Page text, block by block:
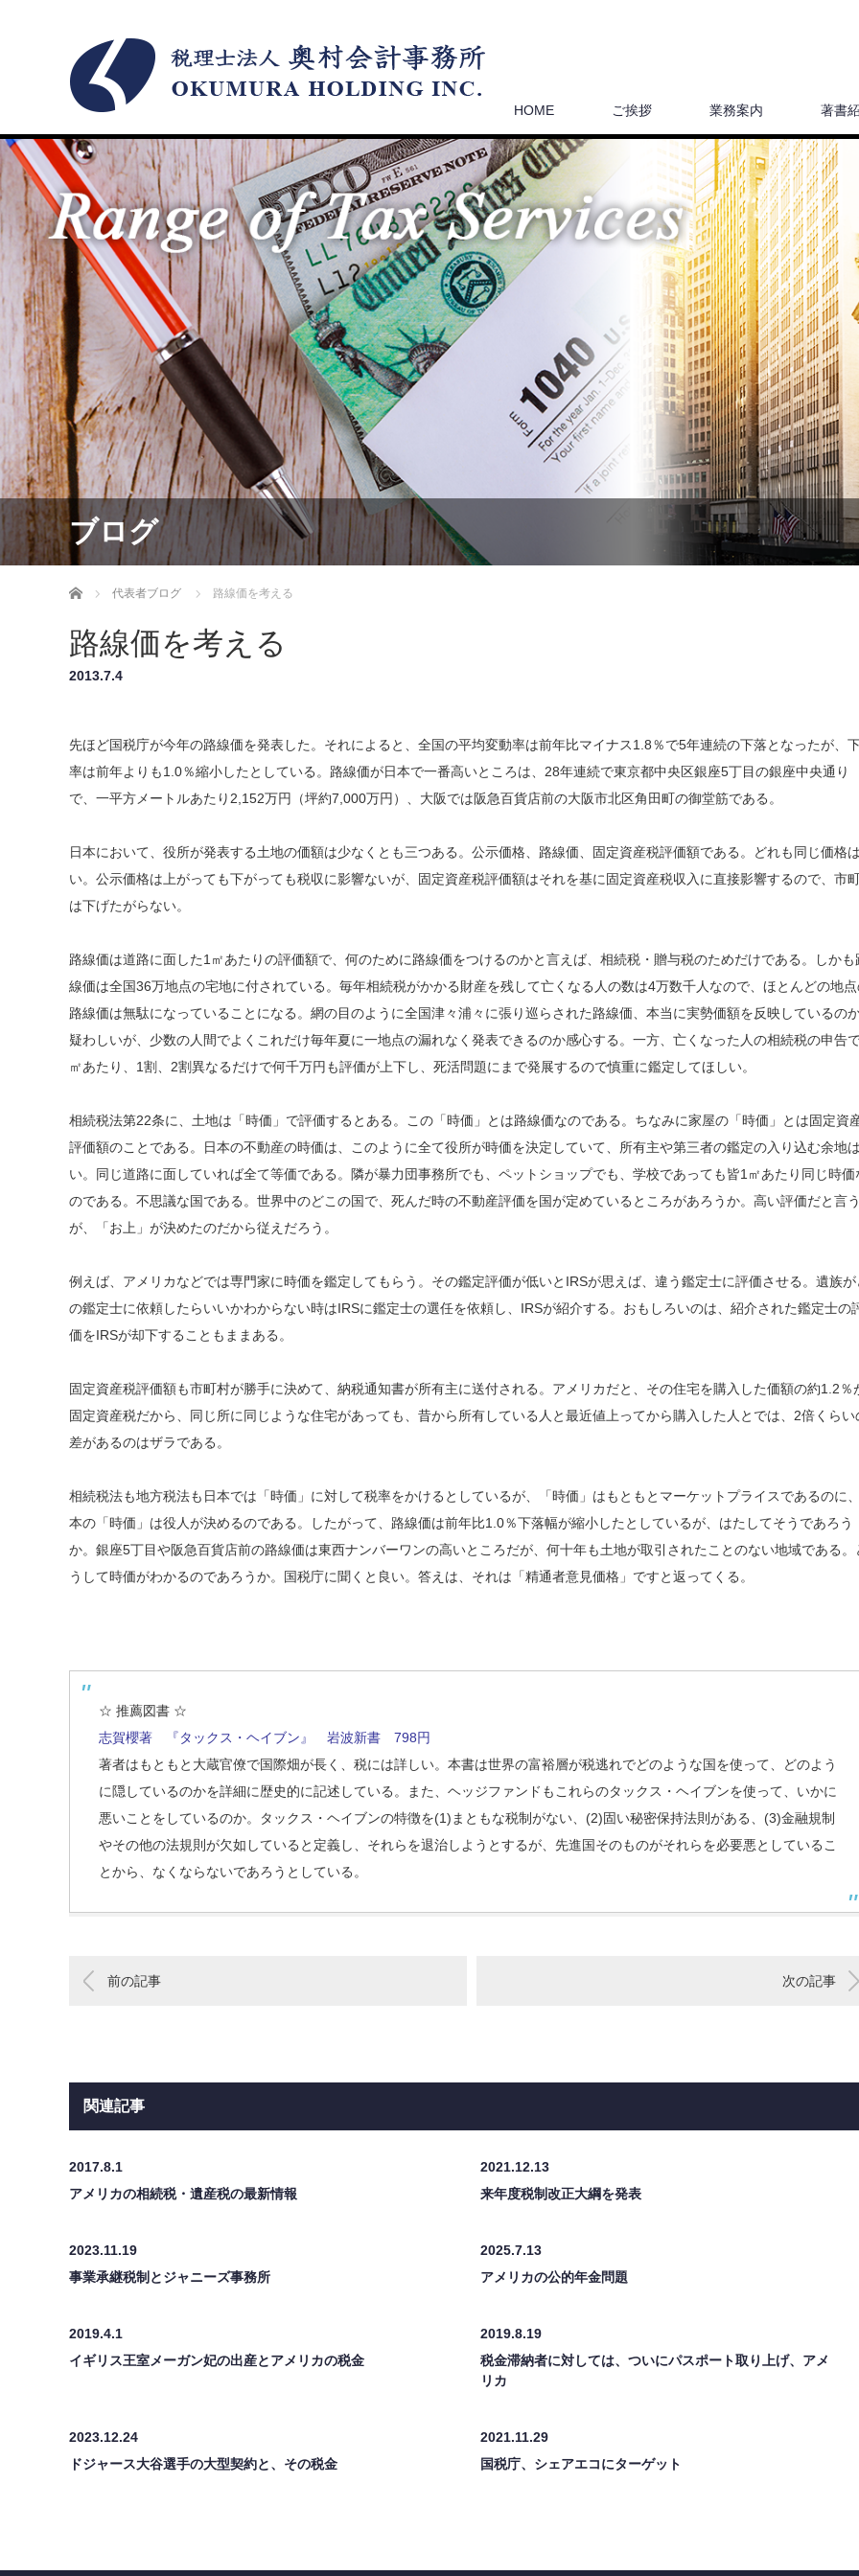
HOME ご挨拶 業務案内 著書
ブログ
ホーム 代表者ブログ 路線価を考える
路線価を考える
2013.7.4
先ほど国税庁が今年の路線価を発表した。それによると、全国の平均変動率は前年比マイナス1.8％で5年連続の下落となったが、
率は前年よりも1.0％縮小したとしている。路線価が日本で一番高いところは、28年連続で東京都中央区銀座5丁目の銀座中央通り
で、一平方メートルあたり2,152万円（坪約7,000万円）、大阪では阪急百貨店前の大阪市北区角田町の御堂筋である。
日本において、役所が発表する土地の価額は少なくとも三つある。公示価格、路線価、固定資産税評価額である。どれも同じ価格
い。公示価格は上がっても下がっても税収に影響ないが、固定資産税評価額はそれを基に固定資産税収入に直接影響するので、市
は下げたがらない。
路線価は道路に面した1㎡あたりの評価額で、何のために路線価をつけるのかと言えば、相続税・贈与税のためだけである。しかも
線価は全国36万地点の宅地に付されている。毎年相続税がかかる財産を残して亡くなる人の数は4万数千人なので、ほとんどの地
路線価は無駄になっていることになる。網の目のように全国津々浦々に張り巡らされた路線価、本当に実勢価額を反映しているの
疑わしいが、少数の人間でよくこれだけ毎年夏に一地点の漏れなく発表できるのか感心する。一方、亡くなった人の相続税の申告
㎡あたり、1割、2割異なるだけで何千万円も評価が上下し、死活問題にまで発展するので慎重に鑑定してほしい。
相続税法第22条に、土地は「時価」で評価するとある。この「時価」とは路線価なのである。ちなみに家屋の「時価」とは固定資
評価額のことである。日本の不動産の時価は、このように全て役所が時価を決定していて、所有主や第三者の鑑定の入り込む余地
い。同じ道路に面していれば全て等価である。隣が暴力団事務所でも、ペットショップでも、学校であっても皆1㎡あたり同じ時価
のである。不思議な国である。世界中のどこの国で、死んだ時の不動産評価を国が定めているところがあろうか。高い評価だと言う
が、「お上」が決めたのだから従えだろう。
例えば、アメリカなどでは専門家に時価を鑑定してもらう。その鑑定評価が低いとIRSが思えば、違う鑑定士に評価させる。遺族が
の鑑定士に依頼したらいいかわからない時はIRSに鑑定士の選任を依頼し、IRSが紹介する。おもしろいのは、紹介された鑑定士の
価をIRSが却下することもままある。
固定資産税評価額も市町村が勝手に決めて、納税通知書が所有主に送付される。アメリカだと、その住宅を購入した価額の約1.2％
固定資産税だから、同じ所に同じような住宅があっても、昔から所有している人と最近値上ってから購入した人とでは、2倍くらい
差があるのはザラである。
相続税法も地方税法も日本では「時価」に対して税率をかけるとしているが、「時価」はもともとマーケットプライスであるのに
本の「時価」は役人が決めるのである。したがって、路線価は前年比1.0％下落幅が縮小したとしているが、はたしてそうであろう
か。銀座5丁目や阪急百貨店前の路線価は東西ナンバーワンの高いところだが、何十年も土地が取引されたことのない地域である。
うして時価がわかるのであろうか。国税庁に聞くと良い。答えは、それは「精通者意見価格」ですと返ってくる。
☆ 推薦図書 ☆
志賀櫻著 『タックス・ヘイブン』 岩波新書 798円
著者はもともと大蔵官僚で国際畑が長く、税には詳しい。本書は世界の富裕層が税逃れでどのような国を使って、どのよう
に隠しているのかを詳細に歴史的に記述している。また、ヘッジファンドもこれらのタックス・ヘイブンを使って、いかに
悪いことをしているのか。タックス・ヘイブンの特徴を(1)まともな税制がない、(2)固い秘密保持法則がある、(3)金融規制
やその他の法規則が欠如していると定義し、それらを退治しようとするが、先進国そのものがそれらを必要悪としているこ
とから、なくならないであろうとしている。
前の記事 次の記事
関連記事
2017.8.1
アメリカの相続税・遺産税の最新情報
2021.12.13
来年度税制改正大綱を発表
2023.11.19
事業承継税制とジャニーズ事務所
2025.7.13
アメリカの公的年金問題
2019.4.1
イギリス王室メーガン妃の出産とアメリカの税金
2019.8.19
税金滞納者に対しては、ついにパスポート取り上げ、アメ
リカ
2023.12.24
ドジャース大谷選手の大型契約と、その税金
2021.11.29
国税庁、シェアエコにターゲット